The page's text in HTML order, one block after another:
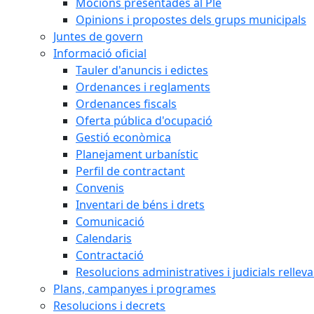
Opinions i propostes dels grups municipals
Juntes de govern
Informació oficial
Tauler d'anuncis i edictes
Ordenances i reglaments
Ordenances fiscals
Oferta pública d'ocupació
Gestió econòmica
Planejament urbanístic
Perfil de contractant
Convenis
Inventari de béns i drets
Comunicació
Calendaris
Contractació
Resolucions administratives i judicials
Plans, campanyes i programes
Resolucions i decrets